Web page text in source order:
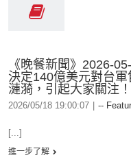
《晚餐新聞》2026-
決定140億美元對台
漣漪，引起大家關注
2026/05/18 19:00:07 --
[...]
進一步了解